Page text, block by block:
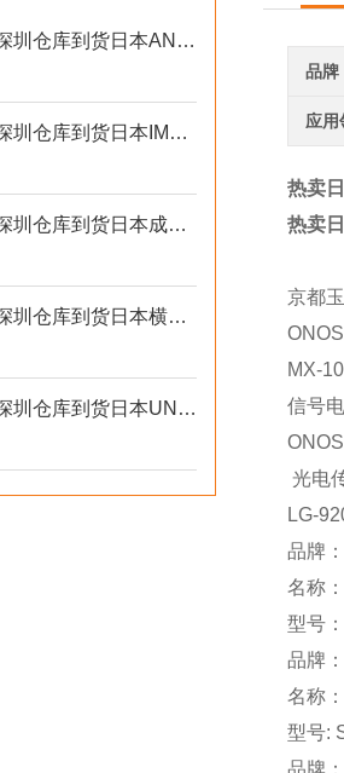
到货！京都玉崎深圳仓库到货日本AND 电子秤HV-60KCEP
到货！京都玉崎深圳仓库到货日本IMADA 推拉力计 DST-20N
到货！京都玉崎深圳仓库到货日本成茂锻针仪MF2
到货！京都玉崎深圳仓库到货日本横河 电导率仪传感器 SC8SG-R31-T-305-P1-A
到货！京都玉崎深圳仓库到货日本UNITTA音波式皮带张力计U-550替换U-508
品牌
应用
热卖
热卖
京都
MX-
信号
光电
LG-
品牌
名称
型号
品牌
名称
型号:
品牌